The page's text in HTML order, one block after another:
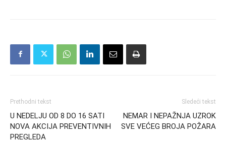
Prethodni tekst
U NEDELJU OD 8 DO 16 SATI
NOVA AKCIJA PREVENTIVNIH
PREGLEDA
Sledeći tekst
NEMAR I NEPAŽNJA UZROK
SVE VEĆEG BROJA POŽARA